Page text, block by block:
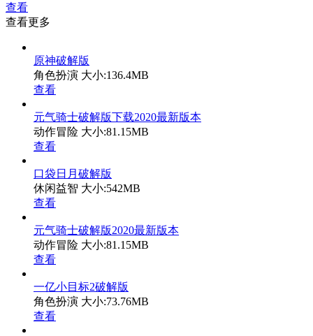
查看
查看更多
原神破解版
角色扮演 大小:136.4MB
查看
元气骑士破解版下载2020最新版本
动作冒险 大小:81.15MB
查看
口袋日月破解版
休闲益智 大小:542MB
查看
元气骑士破解版2020最新版本
动作冒险 大小:81.15MB
查看
一亿小目标2破解版
角色扮演 大小:73.76MB
查看